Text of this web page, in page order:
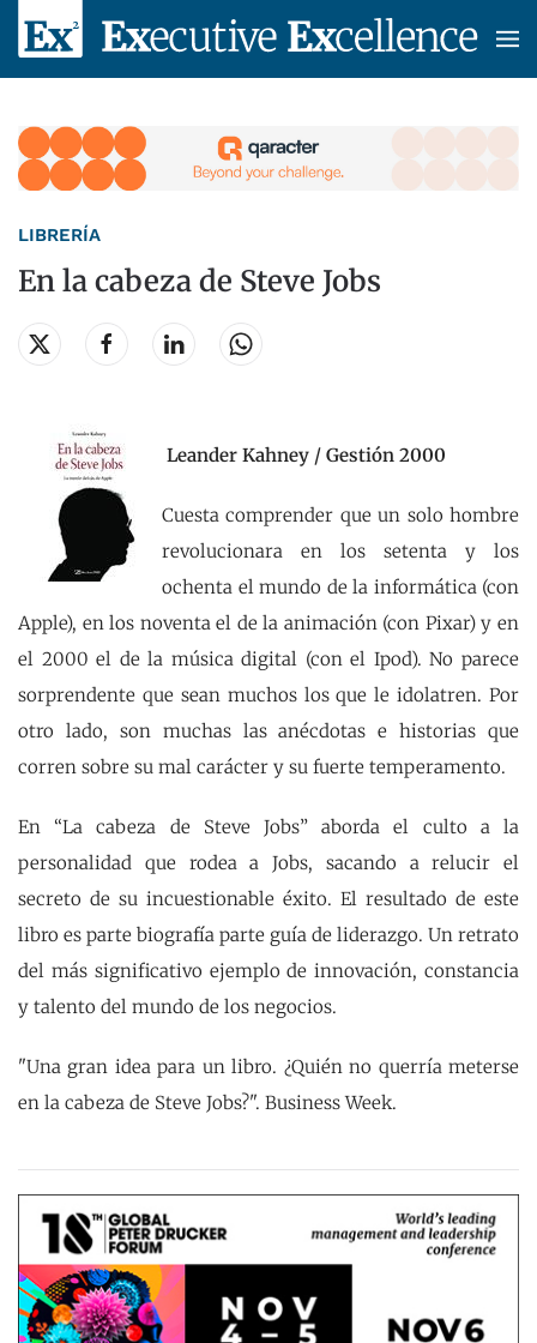
Skip to main content
LIBRERÍA
En la cabeza de Steve Jobs
Leander Kahney / Gestión 2000
Cuesta comprender que un solo hombre
revolucionara en los setenta y los
ochenta el mundo de la informática (con
Apple), en los noventa el de la animación (con Pixar) y en
el 2000 el de la música digital (con el Ipod). No parece
sorprendente que sean muchos los que le idolatren. Por
otro lado, son muchas las anécdotas e historias que
corren sobre su mal carácter y su fuerte temperamento.
En “La cabeza de Steve Jobs” aborda el culto a la
personalidad que rodea a Jobs, sacando a relucir el
secreto de su incuestionable éxito. El resultado de este
libro es parte biografía parte guía de liderazgo. Un retrato
del más significativo ejemplo de innovación, constancia
y talento del mundo de los negocios.
"Una gran idea para un libro. ¿Quién no querría meterse
en la cabeza de Steve Jobs?". Business Week.